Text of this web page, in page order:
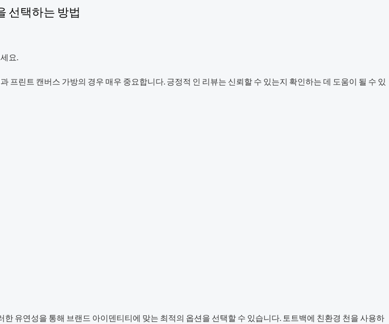
선택하는 방법
요.
프린트 캔버스 가방의 경우 매우 중요합니다. 긍정적 인 리뷰는 신뢰할 수 있는지 확인하는 데 도움이 될 수 있
유연성을 통해 브랜드 아이덴티티에 맞는 최적의 옵션을 선택할 수 있습니다. 토트백에 친환경 천을 사용하